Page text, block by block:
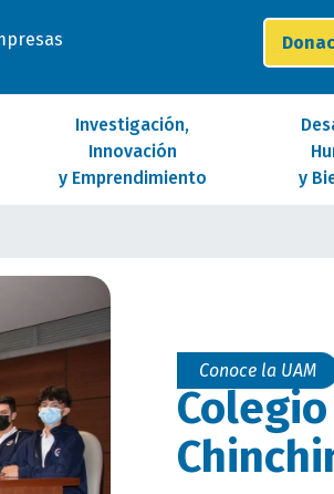
Investigación,
Innovación
y Emprendimiento
y
Conoce la UAM